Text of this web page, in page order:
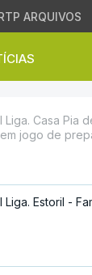
ARQUIVOS
I Liga. Casa Pia
em jogo de
I Liga. Estoril -